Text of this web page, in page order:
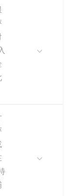
有助于衡量
识别初始分
压。此处的
个理赔生命
为表示审核
审完成’、‘待
。
放’状态变更
间戳。
与审批和付
来，有助于
终确定付款
解或支付金
中录入或更